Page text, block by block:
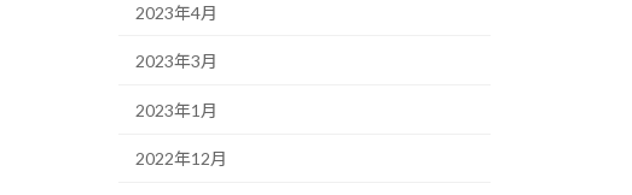
2023年4月
2023年3月
2023年1月
2022年12月